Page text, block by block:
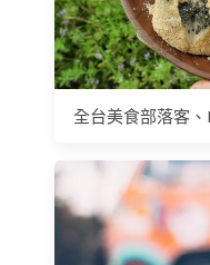
全台美食部落客